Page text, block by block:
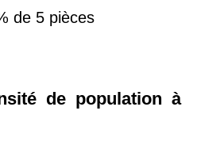
de 5 pièces
de population à